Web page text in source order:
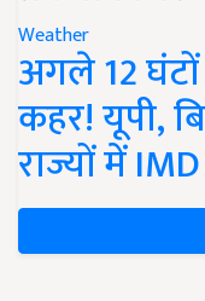
Weather
अगले 12
कहर! यूपी,
राज्यों में